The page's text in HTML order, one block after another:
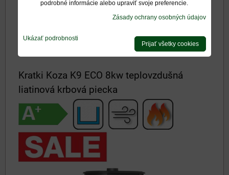
s DPH
VYBERTE VARIANT
Kratki Koza K9 ECO 8kw teplovzdušná
liatinová krbová piecka
podrobné informácie alebo upraviť svoje preferencie.
Zásady ochrany osobných údajov
Ukázať podrobnosti
Prijať všetky cookies